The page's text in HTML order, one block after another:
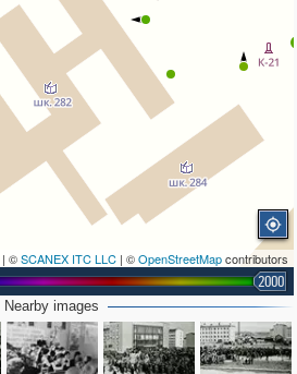
| ©SCANEX ITC LLC | ©OpenStreetMapcontributors
2000
Nearby images